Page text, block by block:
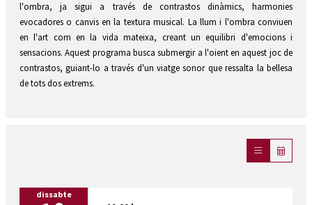
l'ombra, ja sigui a través de contrastos dinàmics, harmonies
evocadores o canvis en la textura musical. La llum i l'ombra conviuen
en l'art com en la vida mateixa, creant un equilibri d'emocions i
sensacions. Aquest programa busca submergir a l'oient en aquest joc de
contrastos, guiant-lo a través d'un viatge sonor que ressalta la bellesa
de tots dos extrems.
dissabte